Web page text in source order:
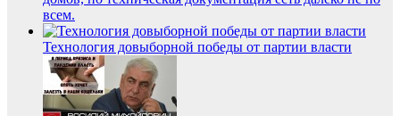
всем.
Технология довыборной победы от партии власти